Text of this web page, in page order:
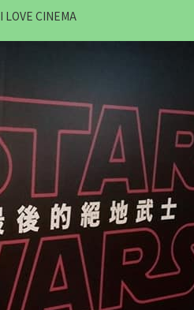
I LOVE CINEMA